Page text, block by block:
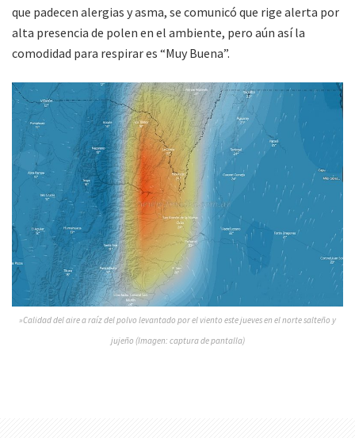
que padecen alergias y asma, se comunicó que rige alerta por
alta presencia de polen en el ambiente, pero aún así la
comodidad para respirar es “Muy Buena”.
»Calidad del aire a raíz del polvo levantado por el viento este jueves en el norte salteño y
jujeño (Imagen: captura de pantalla)